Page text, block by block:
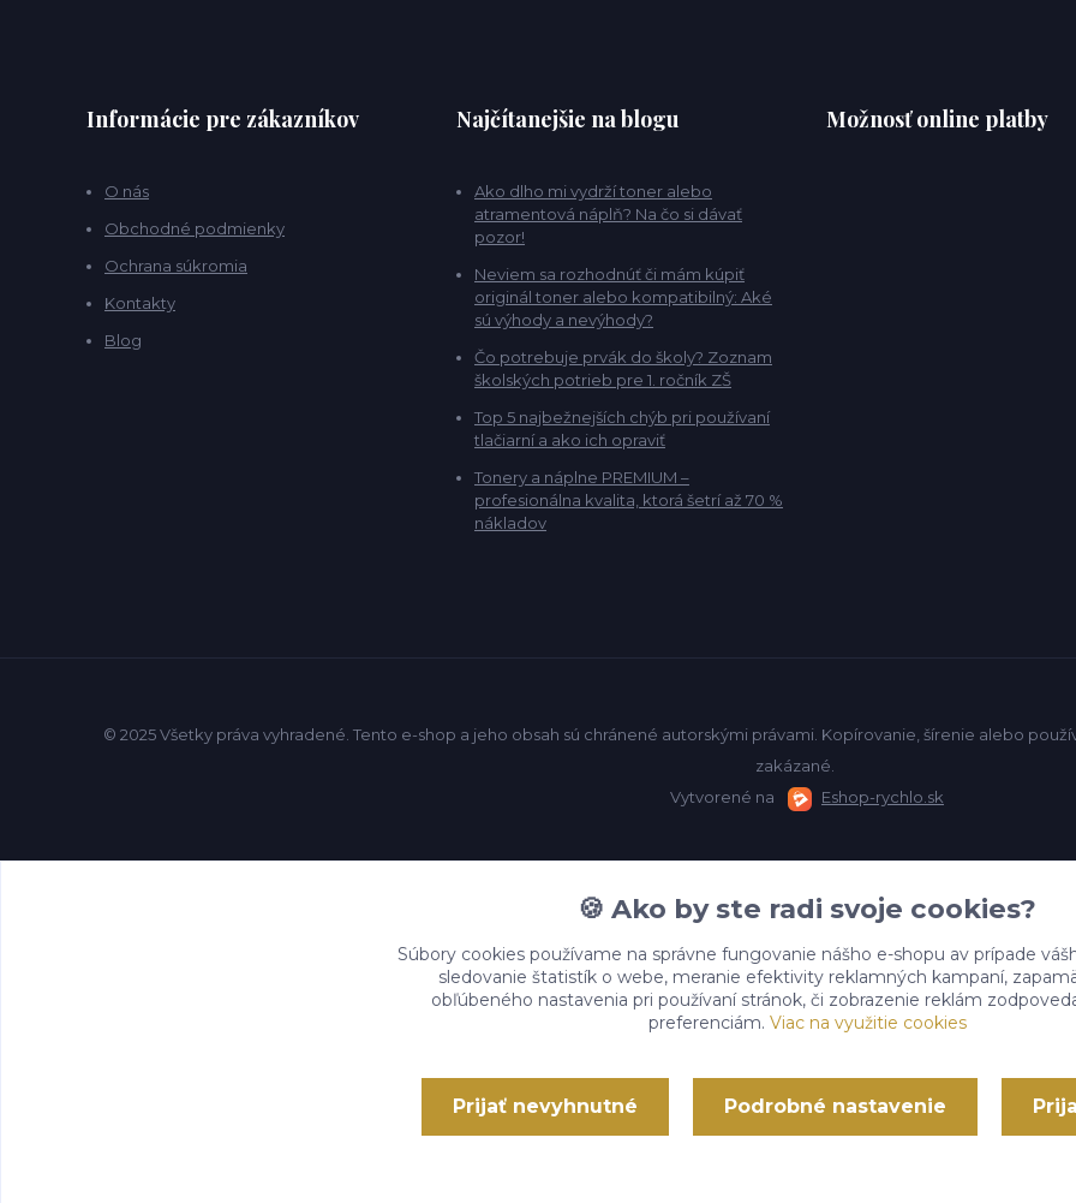
Informácie pre zákazníkov
O nás
Obchodné podmienky
Ochrana súkromia
Kontakty
Blog
Najčítanejšie na blogu
Ako dlho mi vydrží toner alebo
atramentová náplň? Na čo si dávať
pozor!
Neviem sa rozhodnúť či mám kúpiť
originál toner alebo kompatibilný: Aké
sú výhody a nevýhody?
Čo potrebuje prvák do školy? Zoznam
školských potrieb pre 1. ročník ZŠ
Top 5 najbežnejších chýb pri používaní
tlačiarní a ako ich opraviť
Tonery a náplne PREMIUM –
profesionálna kvalita, ktorá šetrí až 70 %
nákladov
Možnosť online platby
© 2025 Všetky práva vyhradené. Tento e-shop a jeho obsah sú chránené autorskými právami. Kopírovanie, šírenie alebo
zakázané.
Vytvorené na
Eshop-rychlo.sk
🍪 Ako by ste radi svoje cookies?
Súbory cookies používame na správne fungovanie nášho e-shopu av prípade
sledovanie štatistík o webe, meranie efektivity reklamných kampaní,
obľúbeného nastavenia pri používaní stránok, či zobrazenie reklám
preferenciám. Viac na využitie cookies
Prijať nevyhnutné Podrobné nastavenie